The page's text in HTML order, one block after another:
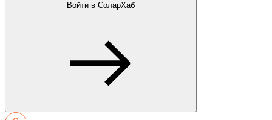
Войти в СоларХаб